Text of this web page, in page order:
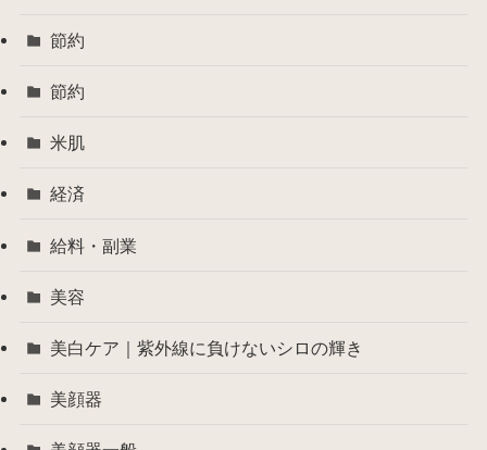
節約
節約
米肌
経済
給料・副業
美容
美白ケア｜紫外線に負けないシロの輝き
美顔器